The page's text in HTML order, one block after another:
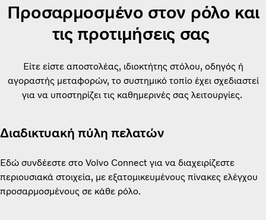
Προσαρμοσμένο στον ρόλο και
τις προτιμήσεις σας
Είτε είστε αποστολέας, ιδιοκτήτης στόλου, οδηγός ή
αγοραστής μεταφορών, το συστημικό τοπίο έχει σχεδιαστεί
για να υποστηρίζει τις καθημερινές σας λειτουργίες.
Διαδικτυακή πύλη πελατών
Εδώ συνδέεστε στο Volvo Connect για να διαχειρίζεστε
περιουσιακά στοιχεία, με εξατομικευμένους πίνακες ελέγχου
προσαρμοσμένους σε κάθε ρόλο.